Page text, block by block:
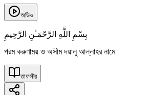
অডিও
بِسْمِ اللَّهِ الرَّحْمَـٰنِ الرَّحِيمِ
পরম করুণাময় ও অসীম দয়ালু আল্লাহর নামে
তাফসীর